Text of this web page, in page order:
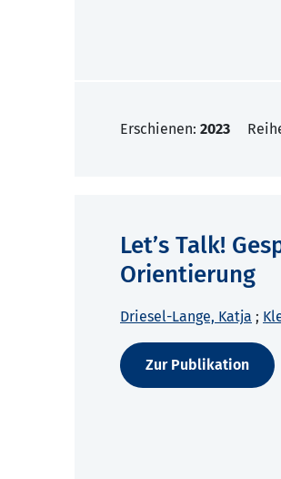
Erschienen: 2023
Let’s Talk!
Orientierung
Driesel-Lange, Katja ;
Zur Publikation